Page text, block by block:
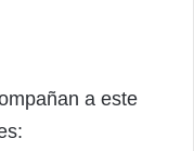
a este